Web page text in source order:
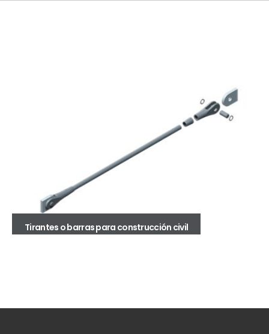
Tirantes o barras para construcción civil